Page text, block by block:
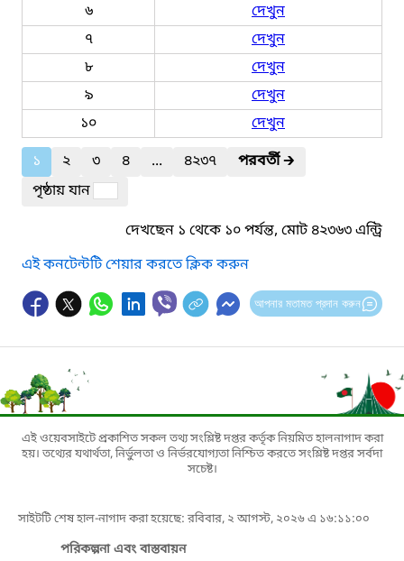
৬
দেখুন
৭
দেখুন
৮
দেখুন
৯
দেখুন
১০
দেখুন
১
২ ৩ ৪ ... ৪২৩৭ পরবর্তী🡲
পৃষ্ঠায় যান
দেখছেন ১ থেকে ১০ পর্যন্ত, মোট ৪২৩৬৩ এন্ট্রি
এই কনটেন্টটি শেয়ার করতে ক্লিক করুন
আপনার মতামত প্রদান করুন
এই ওয়েবসাইটে প্রকাশিত সকল তথ্য সংশ্লিষ্ট দপ্তর কর্তৃক নিয়মিত হালনাগাদ করা
হয়। তথ্যের যথার্থতা, নির্ভুলতা ও নির্ভরযোগ্যতা নিশ্চিত করতে সংশ্লিষ্ট দপ্তর সর্বদা
সচেষ্ট।
সাইটটি শেষ হাল-নাগাদ করা হয়েছে: রবিবার, ২ আগস্ট, ২০২৬ এ ১৬:১১:০০
পরিকল্পনা এবং বাস্তবায়ন